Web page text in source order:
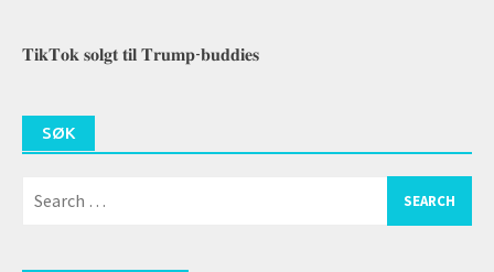
𝐓𝐢𝐤𝐓𝐨𝐤 𝐬𝐨𝐥𝐠𝐭 𝐭𝐢𝐥 𝐓𝐫𝐮𝐦𝐩-𝐛𝐮𝐝𝐝𝐢𝐞𝐬
SØK
for: